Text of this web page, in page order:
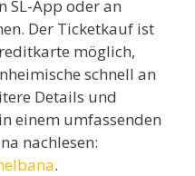
SL-App oder an
Der Ticketkauf ist
möglich,
schnell an
Details und
einem umfassenden
nachlesen:
.